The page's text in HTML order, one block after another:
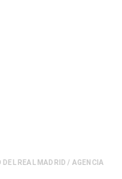
REAL MADRID / AGENCIA